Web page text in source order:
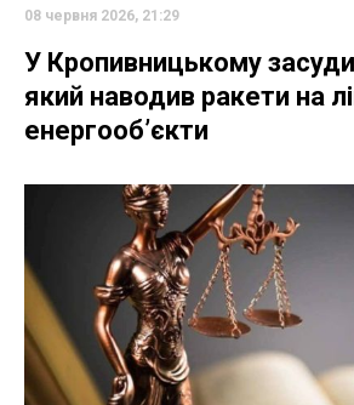
08 червня 2026, 21:29
У Кропивницькому
який наводив ракети на
енергооб’єкти